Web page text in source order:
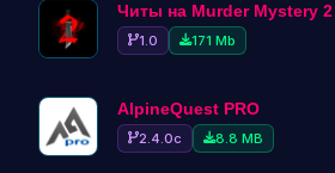
Читы на Murder Mystery 2
1.0 171 Mb
AlpineQuest PRO
2.4.0c 8.8 MB